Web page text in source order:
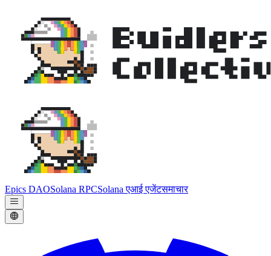
Epics DAOSolana RPCSolana एआई एजेंटसमाचार